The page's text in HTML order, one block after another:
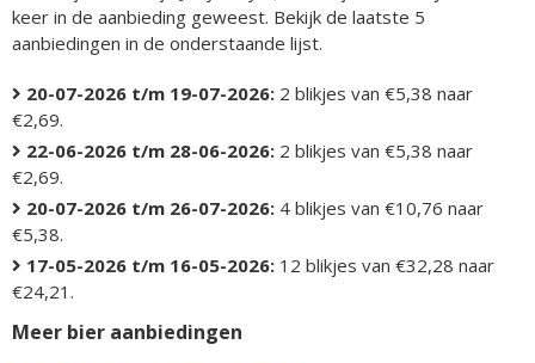
keer in de aanbieding geweest. Bekijk de laatste 5
aanbiedingen in de onderstaande lijst.
20-07-2026 t/m 19-07-2026: 2 blikjes van €5,38 naar
€2,69.
22-06-2026 t/m 28-06-2026: 2 blikjes van €5,38 naar
€2,69.
20-07-2026 t/m 26-07-2026: 4 blikjes van €10,76 naar
€5,38.
17-05-2026 t/m 16-05-2026: 12 blikjes van €32,28 naar
€24,21.
Meer bier aanbiedingen